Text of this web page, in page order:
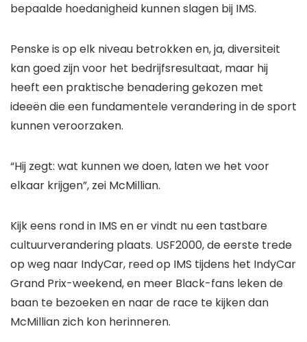
bepaalde hoedanigheid kunnen slagen bij IMS.
Penske is op elk niveau betrokken en, ja, diversiteit
kan goed zijn voor het bedrijfsresultaat, maar hij
heeft een praktische benadering gekozen met
ideeën die een fundamentele verandering in de sport
kunnen veroorzaken.
“Hij zegt: wat kunnen we doen, laten we het voor
elkaar krijgen”, zei McMillian.
Kijk eens rond in IMS en er vindt nu een tastbare
cultuurverandering plaats. USF2000, de eerste trede
op weg naar IndyCar, reed op IMS tijdens het IndyCar
Grand Prix-weekend, en meer Black-fans leken de
baan te bezoeken en naar de race te kijken dan
McMillian zich kon herinneren.